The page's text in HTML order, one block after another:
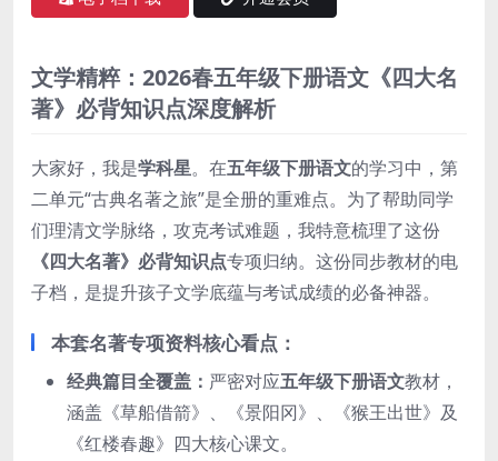
文学精粹：2026春五年级下册语文《四大名
著》必背知识点深度解析
大家好，我是学科星。在五年级下册语文的学习中，第
二单元“古典名著之旅”是全册的重难点。为了帮助同学
们理清文学脉络，攻克考试难题，我特意梳理了这份
《四大名著》必背知识点专项归纳。这份同步教材的电
子档，是提升孩子文学底蕴与考试成绩的必备神器。
本套名著专项资料核心看点：
经典篇目全覆盖： 严密对应五年级下册语文教材，
涵盖《草船借箭》、《景阳冈》、《猴王出世》及
《红楼春趣》四大核心课文。